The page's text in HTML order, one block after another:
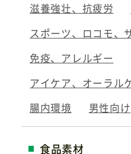
滋養強壮、抗疲労
スポーツ、ロコモ、
免疫、アレルギー
アイケア、オーラル
腸内環境
男性向け
食品素材